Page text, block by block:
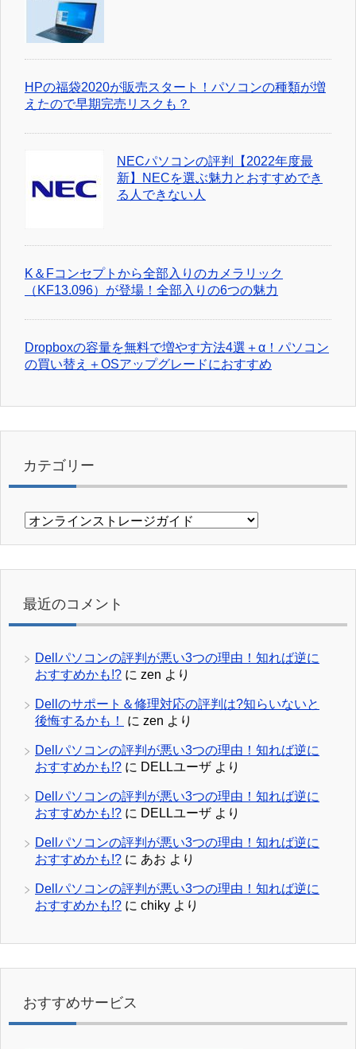
HPの福袋2020が販売スタート！パソコンの種類が増
えたので早期完売リスクも？
NECパソコンの評判【2022年度最
新】NECを選ぶ魅力とおすすめでき
る人できない人
K＆Fコンセプトから全部入りのカメラリック
（KF13.096）が登場！全部入りの6つの魅力
Dropboxの容量を無料で増やす方法4選＋α！パソコン
の買い替え＋OSアップグレードにおすすめ
カテゴリー
カ
リ
最近のコメント
Dellパソコンの評判が悪い3つの理由！知れば逆に
おすすめかも!? に zen より
Dellのサポート＆修理対応の評判は?知らいないと
後悔するかも！
に zen より
Dellパソコンの評判が悪い3つの理由！知れば逆に
おすすめかも!? に DELLユーザ より
Dellパソコンの評判が悪い3つの理由！知れば逆に
おすすめかも!? に DELLユーザ より
Dellパソコンの評判が悪い3つの理由！知れば逆に
おすすめかも!? に あお より
Dellパソコンの評判が悪い3つの理由！知れば逆に
おすすめかも!? に chiky より
おすすめサービス